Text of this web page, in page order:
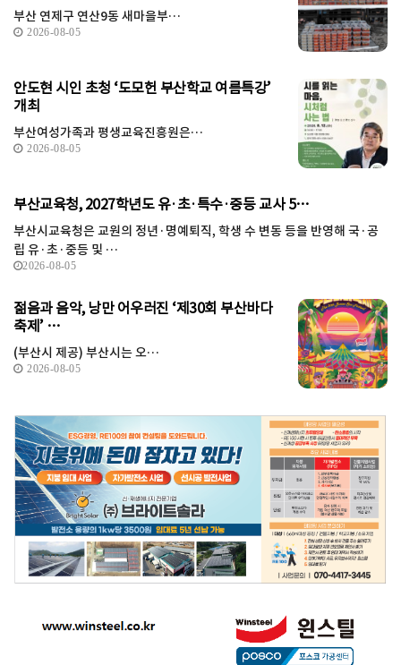
부산 연제구 연산9동 새마을부…
2026-08-05
안도현 시인 초청 ‘도모헌 부산학교 여름특강’
개최
부산여성가족과 평생교육진흥원은…
2026-08-05
부산교육청, 2027학년도 유·초·특수·중등 교사 5…
부산시교육청은 교원의 정년·명예퇴직, 학생 수 변동 등을 반영해 국·공
립 유·초·중등 및 …
2026-08-05
젊음과 음악, 낭만 어우러진 ‘제30회 부산바다
축제’ …
(부산시 제공) 부산시는 오…
2026-08-05